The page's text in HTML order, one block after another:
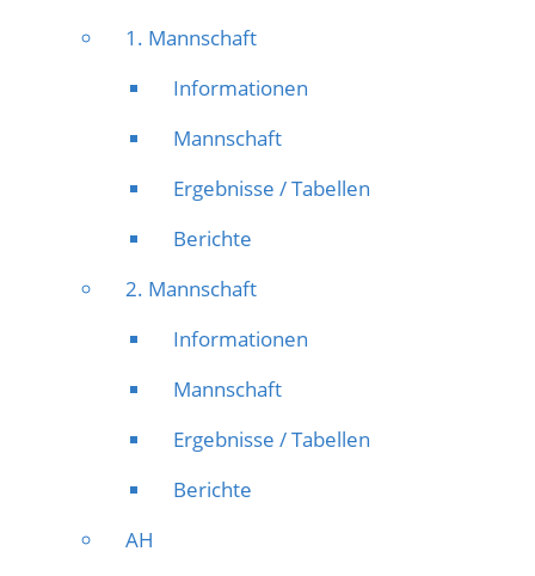
1. Mannschaft
Informationen
Mannschaft
Ergebnisse / Tabellen
Berichte
2. Mannschaft
Informationen
Mannschaft
Ergebnisse / Tabellen
Berichte
AH